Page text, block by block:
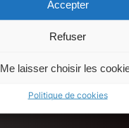
Accepter
Refuser
Me laisser choisir les
Politique de cookies